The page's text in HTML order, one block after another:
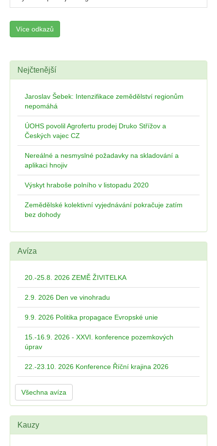
Více odkazů
Nejčtenější
Jaroslav Šebek: Intenzifikace zemědělství regionům
nepomáhá
ÚOHS povolil Agrofertu prodej Druko Střížov a
Českých vajec CZ
Nereálné a nesmyslné požadavky na skladování a
aplikaci hnojiv
Výskyt hraboše polního v listopadu 2020
Zemědělské kolektivní vyjednávání pokračuje zatím
bez dohody
Avíza
20.-25.8. 2026 ZEMĚ ŽIVITELKA
2.9. 2026 Den ve vinohradu
9.9. 2026 Politika propagace Evropské unie
15.-16.9. 2026 - XXVI. konference pozemkových
úprav
22.-23.10. 2026 Konference Říční krajina 2026
Všechna avíza
Kauzy